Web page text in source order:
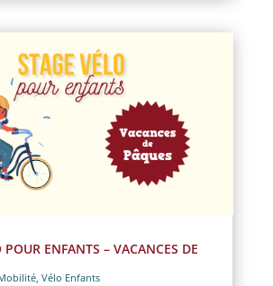
POUR ENFANTS – VACANCES DE
, Vélo Enfants